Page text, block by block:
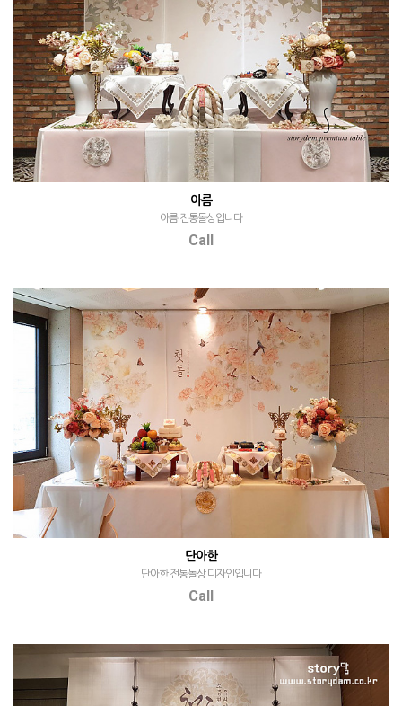
아름
아름 전통돌상입니다
Call
단아한
단아한 전통돌상 디자인입니다
Call